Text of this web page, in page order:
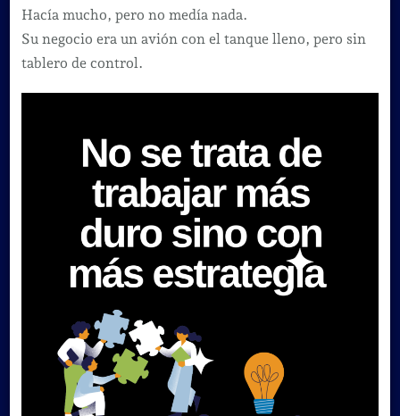
Hacía mucho, pero no medía nada.
Su negocio era un avión con el tanque lleno, pero sin
tablero de control.